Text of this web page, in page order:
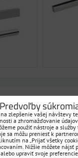
ÚDAJOV
Predvoľby
zlepšenie vašej návštevy
a zhromažďovanie
použiť nástroje a
sa môžu preniesť k
na „Prijať všetky
Nižšie môžete nájsť
alebo upraviť svoje